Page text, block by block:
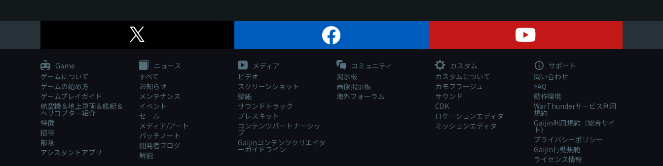
Game
ゲームについて
ゲームの始め方
ゲームプレイガイド
航空機＆地上車両＆艦艇＆
ヘリコプター紹介
特徴
招待
部隊
アシスタントアプリ
ニュース
すべて
お知らせ
メンテナンス
イベント
セール
メディア/アート
パッチノート
開発者ブログ
解説
メディア
ビデオ
スクリーンショット
壁紙
サウンドトラック
プレスキット
コンテンツパートナーシッ
プ
Gaijinコンテンツクリエイタ
ーガイドライン
コミュニティ
掲示板
画像掲示板
海外フォーラム
カスタム
カスタムについて
カモフラージュ
サウンド
CDK
ロケーションエディタ
ミッションエディタ
サポート
問い合わせ
FAQ
動作環境
WarThunderサービス利用
規約
Gaijin利用規約（総合サイ
ト）
プライバシーポリシー
Gaijin行動規範
ライセンス情報